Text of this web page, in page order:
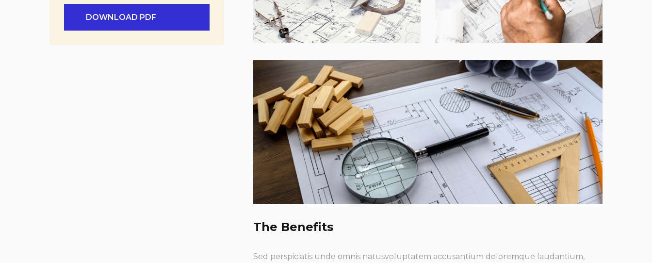
DOWNLOAD PDF
The Benefits
Sed perspiciatis unde omnis natusvoluptatem accusantium doloremque laudantium,